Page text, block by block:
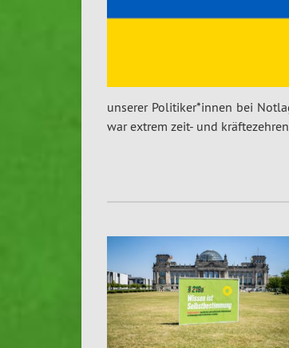
unserer Politiker*innen bei
war extrem zeit- und